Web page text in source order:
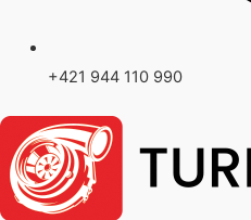
+421 944 110 990